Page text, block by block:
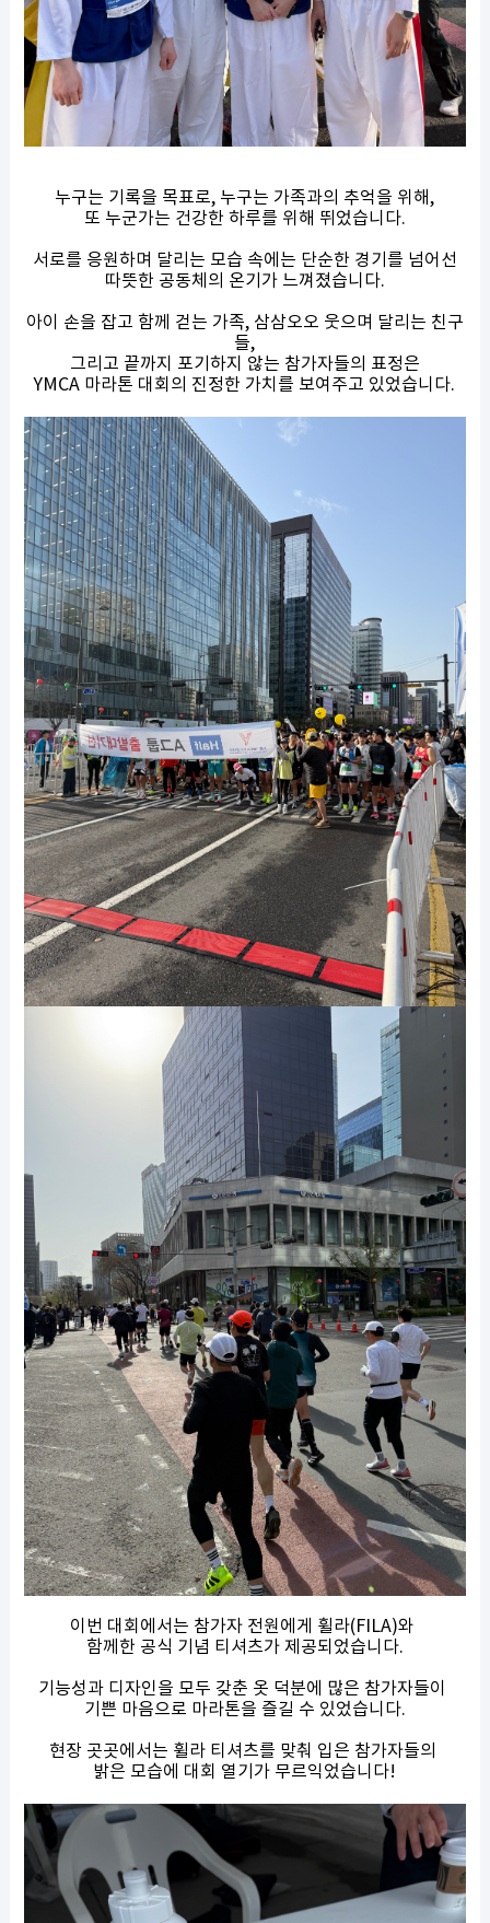
누구는 기록을 목표로, 누구는 가족과의 추억을 위해,
또 누군가는 건강한 하루를 위해 뛰었습니다.
서로를 응원하며 달리는 모습 속에는 단순한 경기를 넘어선
따뜻한 공동체의 온기가 느껴졌습니다.
아이 손을 잡고 함께 걷는 가족, 삼삼오오 웃으며 달리는 친구
들,
그리고 끝까지 포기하지 않는 참가자들의 표정은
YMCA 마라톤 대회의 진정한 가치를 보여주고 있었습니다.
이번 대회에서는 참가자 전원에게 휠라(FILA)와
함께한 공식 기념 티셔츠가 제공되었습니다.
기능성과 디자인을 모두 갖춘 옷 덕분에 많은 참가자들이
기쁜 마음으로 마라톤을 즐길 수 있었습니다.
현장 곳곳에서는 휠라 티셔츠를 맞춰 입은 참가자들의
밝은 모습에 대회 열기가 무르익었습니다!